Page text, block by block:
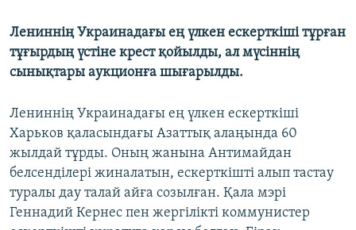
Лениннің Украинадағы ең үлкен ескерткіші тұрған
тұғырдың үстіне крест қойылды, ал мүсіннің
сынықтары аукционға шығарылды.
Лениннің Украинадағы ең үлкен ескерткіші
Харьков қаласындағы Азаттық алаңында 60
жылдай тұрды. Оның жанына Антимайдан
белсенділері жиналатын, ескерткішті алып тастау
туралы дау талай айға созылған. Қала мэрі
Геннадий Кернес пен жергілікті коммунистер